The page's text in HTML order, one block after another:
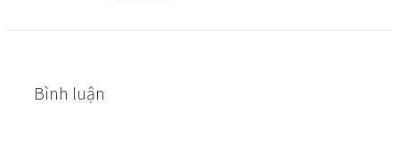
Bình luận